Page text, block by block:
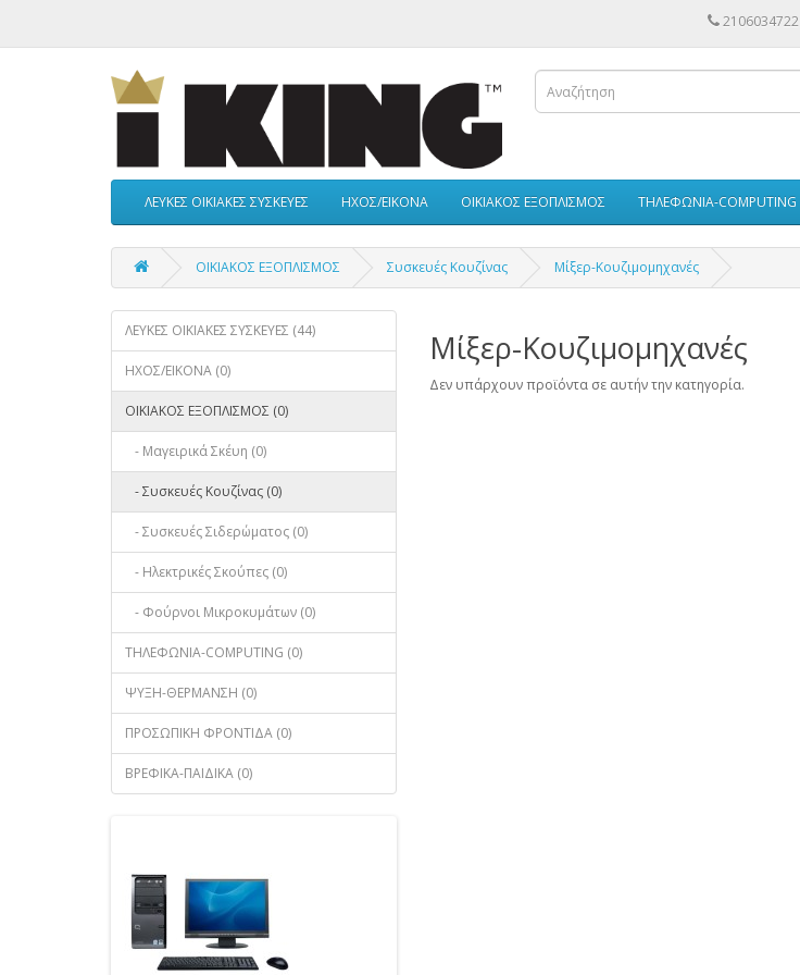
2106034722
ΛΕΥΚΕΣ ΟΙΚΙΑΚΕΣ ΣΥΣΚΕΥΕΣ ΗΧΟΣ/ΕΙΚΟΝΑ ΟΙΚΙΑΚΟΣ ΕΞΟΠΛΙΣΜΟΣ ΤΗΛΕΦΩΝΙΑ-COMPUTING
ΟΙΚΙΑΚΟΣ ΕΞΟΠΛΙΣΜΟΣ Συσκευές Κουζίνας Μίξερ-Κουζιμομηχανές
ΛΕΥΚΕΣ ΟΙΚΙΑΚΕΣ ΣΥΣΚΕΥΕΣ (44)
ΗΧΟΣ/ΕΙΚΟΝΑ (0)
ΟΙΚΙΑΚΟΣ ΕΞΟΠΛΙΣΜΟΣ (0)
- Μαγειρικά Σκέυη (0)
- Συσκευές Κουζίνας (0)
- Συσκευές Σιδερώματος (0)
- Ηλεκτρικές Σκούπες (0)
- Φούρνοι Μικροκυμάτων (0)
ΤΗΛΕΦΩΝΙΑ-COMPUTING (0)
ΨΥΞΗ-ΘΕΡΜΑΝΣΗ (0)
ΠΡΟΣΩΠΙΚΗ ΦΡΟΝΤΙΔΑ (0)
ΒΡΕΦΙΚΑ-ΠΑΙΔΙΚΑ (0)
Μίξερ-Κουζιμομηχανές
Δεν υπάρχουν προϊόντα σε αυτήν την κατηγορία.